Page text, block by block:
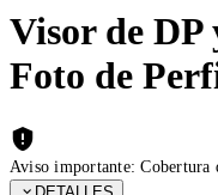
Visor de
Foto de
Aviso importante: